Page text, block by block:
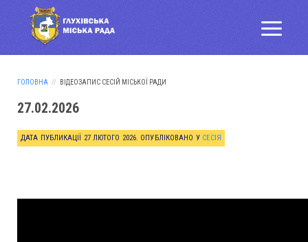
ГОЛОВНА ВІДЕОЗАПИС СЕСІЙ МІСЬКОЇ РАДИ
27.02.2026
ДАТА ПУБЛИКАЦІЇ 27 ЛЮТОГО 2026. ОПУБЛІКОВАНО У СЕСІЯ